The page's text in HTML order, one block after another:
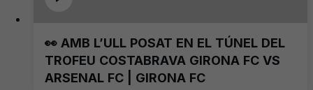
👀 AMB L’ULL POSAT EN EL TÚNEL DEL
TROFEU COSTABRAVA GIRONA FC VS
ARSENAL FC | GIRONA FC